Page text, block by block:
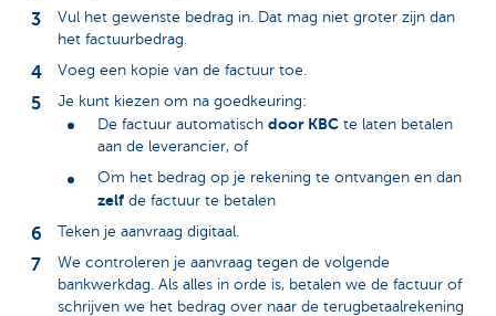
Vul het gewenste bedrag in. Dat mag niet groter zijn dan
het factuurbedrag.
Voeg een kopie van de factuur toe.
Je kunt kiezen om na goedkeuring:
De factuur automatisch door KBC te laten betalen
aan de leverancier, of
Om het bedrag op je rekening te ontvangen en dan
zelf de factuur te betalen
Teken je aanvraag digitaal.
We controleren je aanvraag tegen de volgende
bankwerkdag. Als alles in orde is, betalen we de factuur of
schrijven we het bedrag over naar de terugbetaalrekening